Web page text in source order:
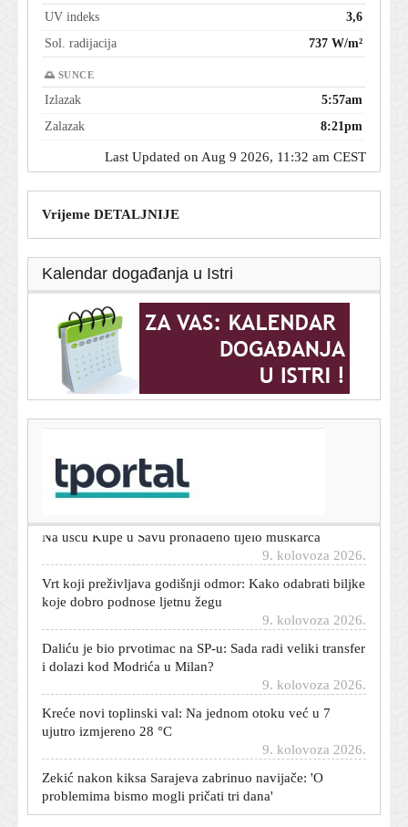
UV indeks
3,6
Sol. radijacija
737 W/m²
🌅 SUNCE
Izlazak
5:57am
Zalazak
8:21pm
Last Updated on Aug 9 2026, 11:32 am CEST
Vrijeme DETALJNIJE
Kalendar događanja u Istri
T-portal.hr
protiv Krovinovića
9. kolovoza 2026.
Vrt koji preživljava godišnji odmor: Kako odabrati biljke
koje dobro podnose ljetnu žegu
Daliću je bio prvotimac na SP-u: Sada radi veliki transfer
i dolazi kod Modrića u Milan?
Kreće novi toplinski val: Na jednom otoku već u 7
ujutro izmjereno 28 °C
Zekić nakon kiksa Sarajeva zabrinuo navijače: 'O
problemima bismo mogli pričati tri dana'
9. kolovoza 2026.